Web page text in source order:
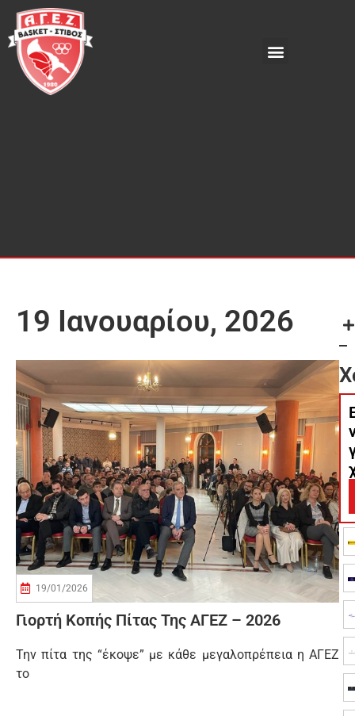
19 Ιανουαρίου, 2026
19/01/2026
Γιορτή Κοπής Πίτας Της ΑΓΕΖ – 2026
Την πίτα της “έκοψε” με κάθε μεγαλοπρέπεια η ΑΓΕΖ
το